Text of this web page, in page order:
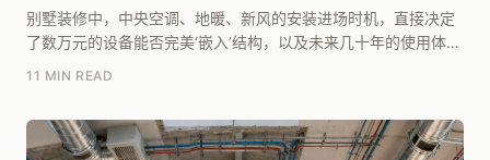
别墅装修中，中央空调、地暖、新风的安装进场时机，直接决定
了数万元的设备能否完美‘嵌入’结构，以及未来几十年的使用体
11 MIN READ